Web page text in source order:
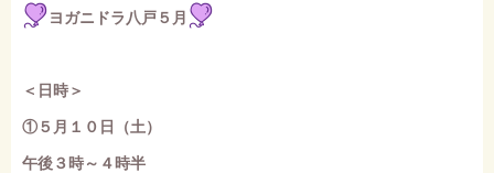
ヨガニドラ八戸５月
＜日時＞
①５月１０日（土）
午後３時～４時半